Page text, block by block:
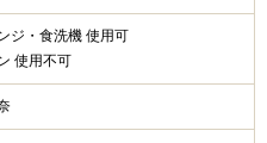
ジ・食洗機 使用可
使用不可